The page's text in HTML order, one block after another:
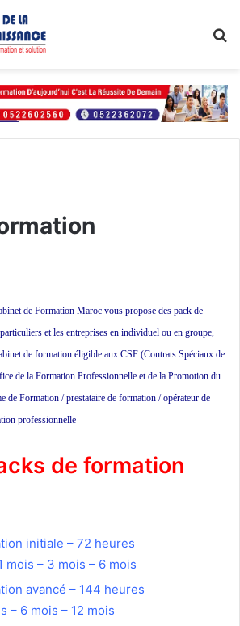
de Formation Maroc vous propose des pack de
et les entreprises en individuel ou en groupe,
de formation éligible aux CSF (Contrats Spéciaux de
de la Formation Professionnelle et de la Promotion du
de Formation / prestataire de formation / opérateur de
professionnelle
de formation
initiale – 72 heures
mois – 3 mois – 6 mois
avancé – 144 heures
– 6 mois – 12 mois